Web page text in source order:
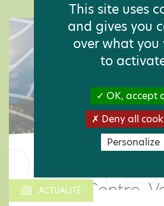
ACTUALITÉ
This site uses
and gives you
over what
to
OK, accept
Deny all
Personalize